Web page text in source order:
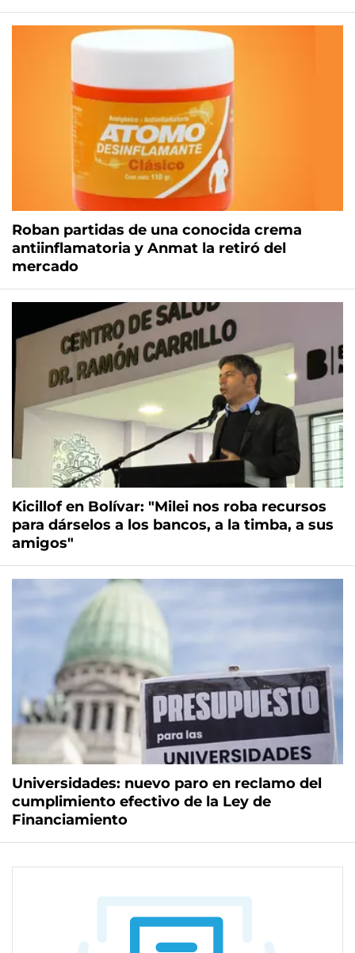
Roban partidas de una conocida crema
antiinflamatoria y Anmat la retiró del
mercado
Kicillof en Bolívar: "Milei nos roba recursos
para dárselos a los bancos, a la timba, a sus
amigos"
Universidades: nuevo paro en reclamo del
cumplimiento efectivo de la Ley de
Financiamiento